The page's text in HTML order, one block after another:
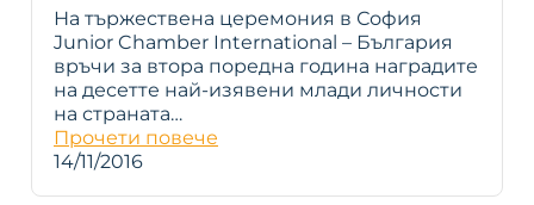
На тържествена церемония в София
Junior Chamber International – България
връчи за втора поредна година наградите
на десетте най-изявени млади личности
на страната…
Прочети повече
14/11/2016